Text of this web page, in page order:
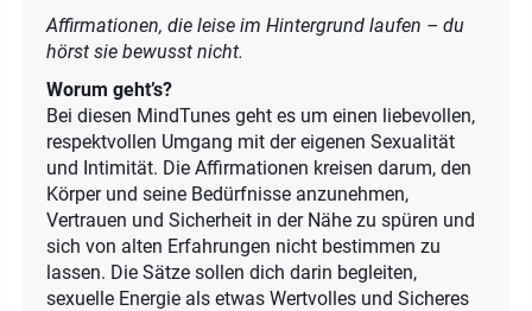
Affirmationen, die leise im Hintergrund laufen – du
hörst sie bewusst nicht.
Worum geht’s?
Bei diesen MindTunes geht es um einen liebevollen,
respektvollen Umgang mit der eigenen Sexualität
und Intimität. Die Affirmationen kreisen darum, den
Körper und seine Bedürfnisse anzunehmen,
Vertrauen und Sicherheit in der Nähe zu spüren und
sich von alten Erfahrungen nicht bestimmen zu
lassen. Die Sätze sollen dich darin begleiten,
sexuelle Energie als etwas Wertvolles und Sicheres